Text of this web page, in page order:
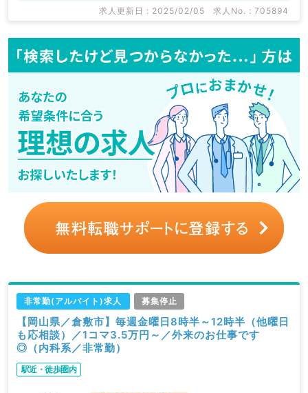
求人更新日 : 2025/02/05 求人No. : 705894
非常勤(アルバイト)求人 募集停止
【岡山県／倉敷市】毎週金曜日8時半～12時半（他曜日
も応相談）／1コマ3.5万円～／外来のお仕事です
◎（内科系／非常勤）
駅近・徒歩圏内